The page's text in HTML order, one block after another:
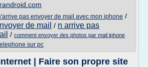
pas envoyer de mail avec mon iphone /
de mail / n arrive pas
/ comment envoyer des photos par mail iphone
sur pc
| Faire son propre site